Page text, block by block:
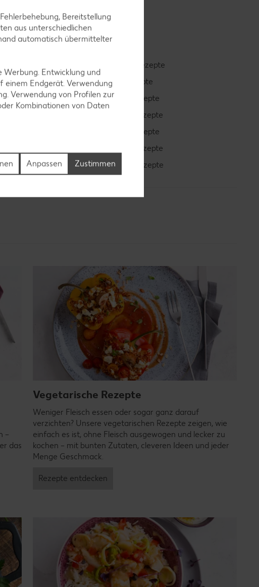
Smoothie-Rezepte
Bowle-Rezepte
Cocktail-Rezepte
Avocado-Rezepte
Erdbeer-Rezepte
Blaubeer-Rezepte
Bananen-Rezepte
–
das
Vegetarische Rezepte
Weniger Fleisch essen oder sogar ganz darauf
verzichten? Unsere vegetarischen Rezepte zeigen, wie
einfach es ist, ohne Fleisch ausgewogen und lecker zu
kochen – mit bunten Zutaten, cleveren Ideen und jeder
Menge Geschmack.
Rezepte entdecken
Bereitstellung
aus unterschiedlichen
automatisch übermittelter
Entwicklung und
Endgerät. Verwendung
Verwendung von Profilen zur
Kombinationen von Daten
Zustimmen
Anpassen